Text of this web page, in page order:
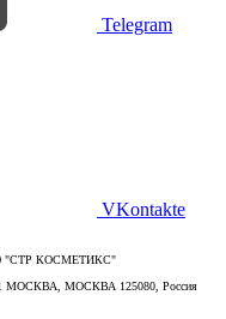
Telegram
VKontakte
"СТР КОСМЕТИКС"
МОСКВА 125080, Россия